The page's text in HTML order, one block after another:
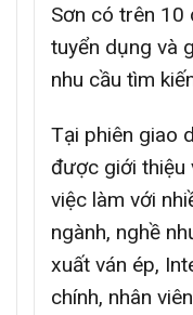
Sơn có trên 10
tuyển dụng và
nhu cầu tìm
Tại phiên giao
được giới thiệu
việc làm với
ngành, nghề
xuất ván ép,
chính, nhân